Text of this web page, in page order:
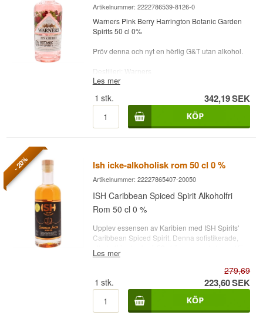
Artikelnummer: 2222786539-8126-0
Warners Pink Berry Harrington Botanic Garden
Spirits 50 cl 0%
Pröv denna och nyt en hërlig G&T utan alkohol.
Destilleri: Warners
Namn: Warner's Pink Berry Botanic Garden
Typ: Botanic Garden Spirits
Alc. styrka: 0%
50 cl.
Övrigt: Alkoholfri sprit
Les mer
1 stk. 342,19SEK
- 20% Ish icke-alkoholisk rom 50 cl 0 %
Artikelnummer: 22227865407-20050
ISH Caribbean Spiced Spirit Alkoholfri
Rom 50 cl 0 %
Upplev essensen av Karibien med ISH Spirits'
Caribbean Spiced Spirit. Denna sofistikerade,
att leverera den rika och komplexa smaken som
förväntas av en traditionell kryddad rom, men
utan alkoholen.
Smaknoter: Caribbean Spiced Spirit erbjuder en
symfoni av varma kryddor, söta vaniljtoner och
Les mer
279,69
1 stk. 223,60SEK